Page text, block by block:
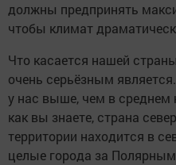
должны предпринять
чтобы климат
Что касается нашей
очень серьёзным
у нас выше, чем в среднем
как вы знаете, страна
территории находится в
целые города за